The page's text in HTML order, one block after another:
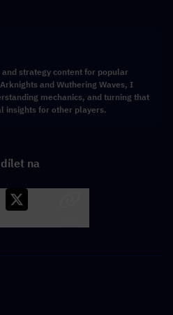
strategy content for popular
and Wuthering Waves, I
mechanics, and turning that
insights for other players.
na